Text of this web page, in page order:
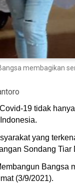
membagikan
19 tidak
yang
Sondang
Bangsa
(3/9/2021).